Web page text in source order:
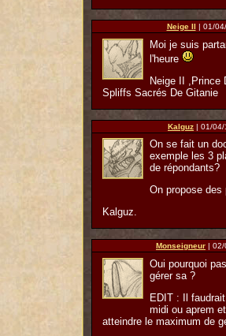
Neige II | 01/
Moi je suis
l'heure
Neige II ,Prince
Spliffs Sacrés De Gitanie
Kalguz | 01/04/
On se fait un
exemple les 3
de répondants?
On propose des
Kalguz.
Monseigneur |
Oui pourquoi
gérer sa ?
EDIT : Il
midi ou aprem
atteindre le maximum de